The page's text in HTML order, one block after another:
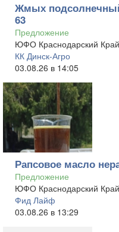
Жмых
63
Предложение
ЮФО Краснодарский Край
КК Динск-Агро
03.08.26 в 14:05
Рапсовое масло
Предложение
ЮФО Краснодарский Край
Фид Лайф
03.08.26 в 13:29